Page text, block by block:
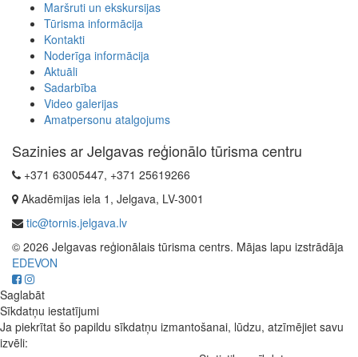
Maršruti un ekskursijas
Tūrisma informācija
Kontakti
Noderīga informācija
Aktuāli
Sadarbība
Video galerijas
Amatpersonu atalgojums
Sazinies ar Jelgavas reģionālo tūrisma centru
+371 63005447, +371 25619266
Akadēmijas iela 1, Jelgava, LV-3001
tic@tornis.jelgava.lv
© 2026 Jelgavas reģionālais tūrisma centrs. Mājas lapu izstrādāja
EDEVON
Saglabāt
Sīkdatņu iestatījumi
Ja piekrītat šo papildu sīkdatņu izmantošanai, lūdzu, atzīmējiet savu
izvēli: